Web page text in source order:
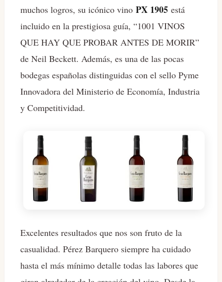
muchos logros, su icónico vino PX 1905 está
incluido en la prestigiosa guía, “1001 VINOS
QUE HAY QUE PROBAR ANTES DE MORIR”
de Neil Beckett. Además, es una de las pocas
bodegas españolas distinguidas con el sello Pyme
Innovadora del Ministerio de Economía, Industria
y Competitividad.
Excelentes resultados que nos son fruto de la
casualidad. Pérez Barquero siempre ha cuidado
hasta el más mínimo detalle todas las labores que